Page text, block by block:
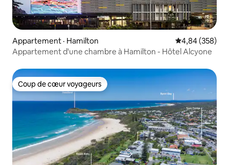
Appartement · Hamilton Note
4,84 (358)
Appartement d'une chambre à Hamilton - Hôtel Alcyone
Coup de cœur voyageurs
Coup de cœur voyageurs